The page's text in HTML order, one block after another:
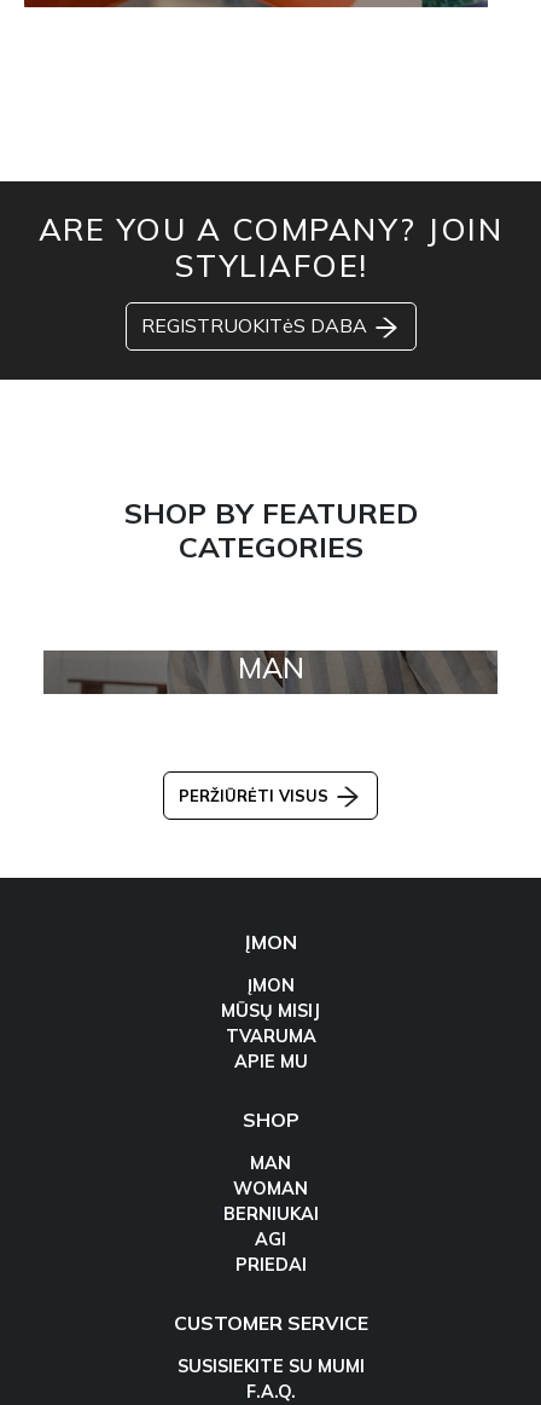
ARE YOU A COMPANY? JOIN
STYLIAFOE!
REGISTRUOKITėS DABA
SHOP BY FEATURED
CATEGORIES
MAN
PERŽIŪRĖTI VISUS
ĮMON
ĮMON
MŪSŲ MISIJ
TVARUMA
APIE MU
SHOP
MAN
WOMAN
BERNIUKAI
AGI
PRIEDAI
CUSTOMER SERVICE
SUSISIEKITE SU MUMI
F.A.Q.